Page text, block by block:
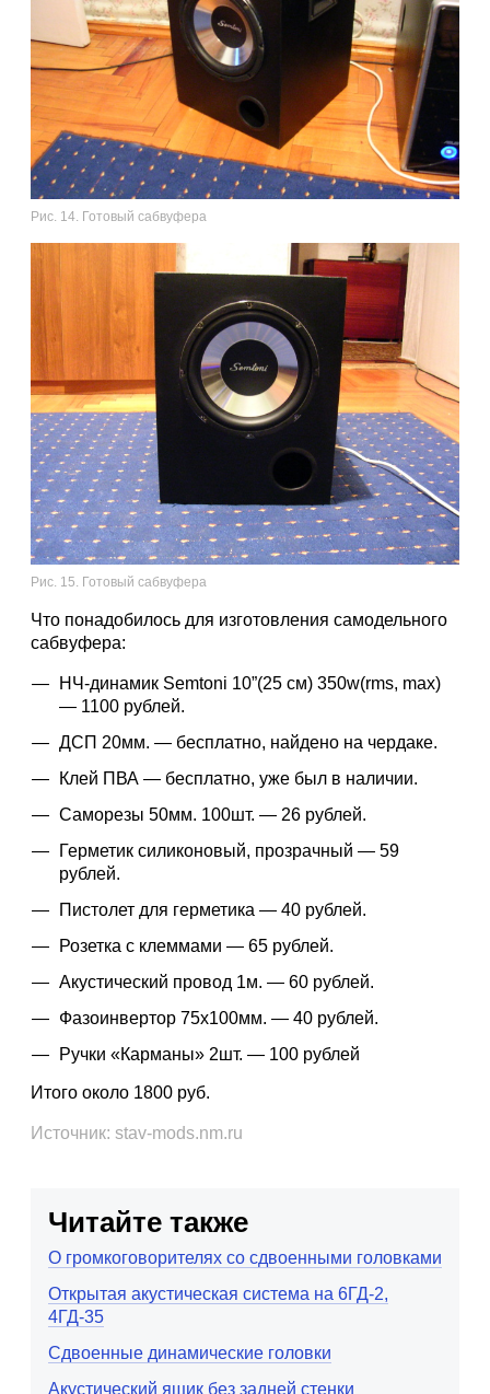
Рис. 14. Готовый сабвуфера
Рис. 15. Готовый сабвуфера
Что понадобилось для изготовления самодельного
сабвуфера:
НЧ-динамик Semtoni 10”(25 см) 350w(rms, max)
— 1100 рублей.
ДСП 20мм. — бесплатно, найдено на чердаке.
Клей ПВА — бесплатно, уже был в наличии.
Саморезы 50мм. 100шт. — 26 рублей.
Герметик силиконовый, прозрачный — 59
рублей.
Пистолет для герметика — 40 рублей.
Розетка с клеммами — 65 рублей.
Акустический провод 1м. — 60 рублей.
Фазоинвертор 75х100мм. — 40 рублей.
Ручки «Карманы» 2шт. — 100 рублей
Итого около 1800 руб.
Источник: stav-mods.nm.ru
Читайте также
О громкоговорителях со сдвоенными головками
Открытая акустическая система на 6ГД-2,
4ГД-35
Сдвоенные динамические головки
Акустический ящик без задней стенки